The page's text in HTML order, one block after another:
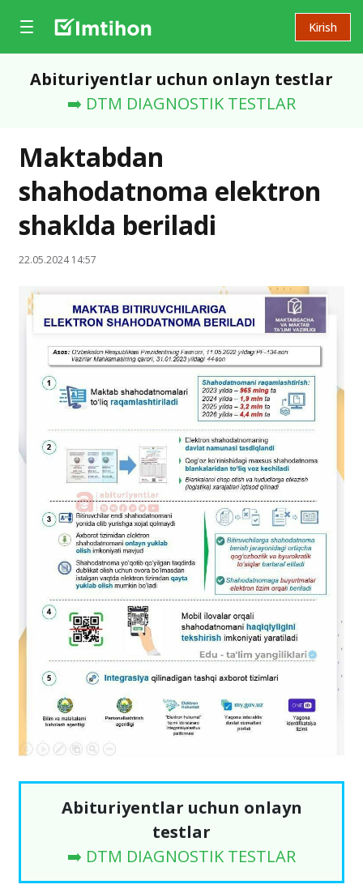
Kirish
Abituriyentlar uchun onlayn testlar
➡️ DTM DIAGNOSTIK TESTLAR
Maktabdan
shahodatnoma elektron
shaklda beriladi
22.05.2024 14:57
Abituriyentlar uchun onlayn
testlar
➡️ DTM DIAGNOSTIK TESTLAR